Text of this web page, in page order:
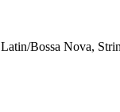
Latin/Bossa Nova,